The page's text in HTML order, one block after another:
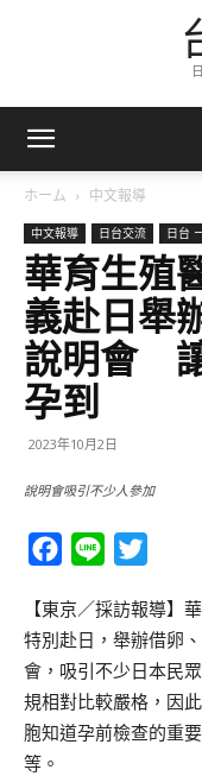
ホーム 中文報導
中文報導 日台交流 日台
華育生殖
義赴日舉
說明會
孕到
2023年10月2日
說明會吸引不少人參加
Facebook
Line
【東京／採訪報導】
特別赴日，舉辦借卵
會，吸引不少日本民
規相對比較嚴格，因
胞知道孕前檢查的重
等。